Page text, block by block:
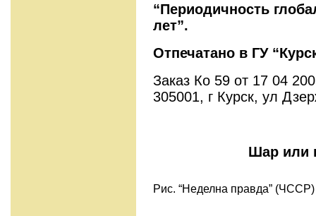
“Периодичность
лет”.
Отпечатано в ГУ
Заказ Ко 59 от 17 04
305001, г Курск, ул
Шар или
Рис. “Неделна правда” (ЧССР)